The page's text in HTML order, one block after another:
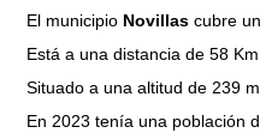
El municipio Novillas cubre
Está a una distancia de 58
Situado a una altitud de 239 m
En 2023 tenía una población